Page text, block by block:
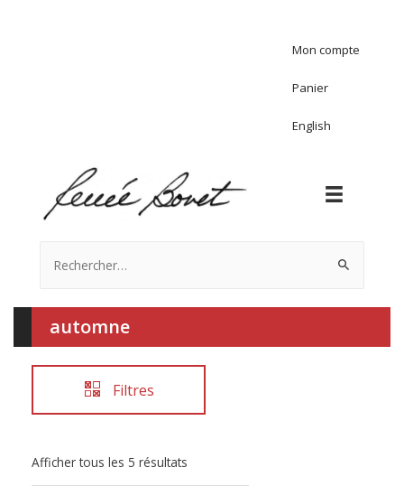
Mon compte
Panier
English
automne
Filtres
Afficher tous les 5 résultats